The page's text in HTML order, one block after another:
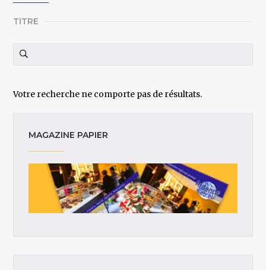
TITRE
Votre recherche ne comporte pas de résultats.
MAGAZINE PAPIER